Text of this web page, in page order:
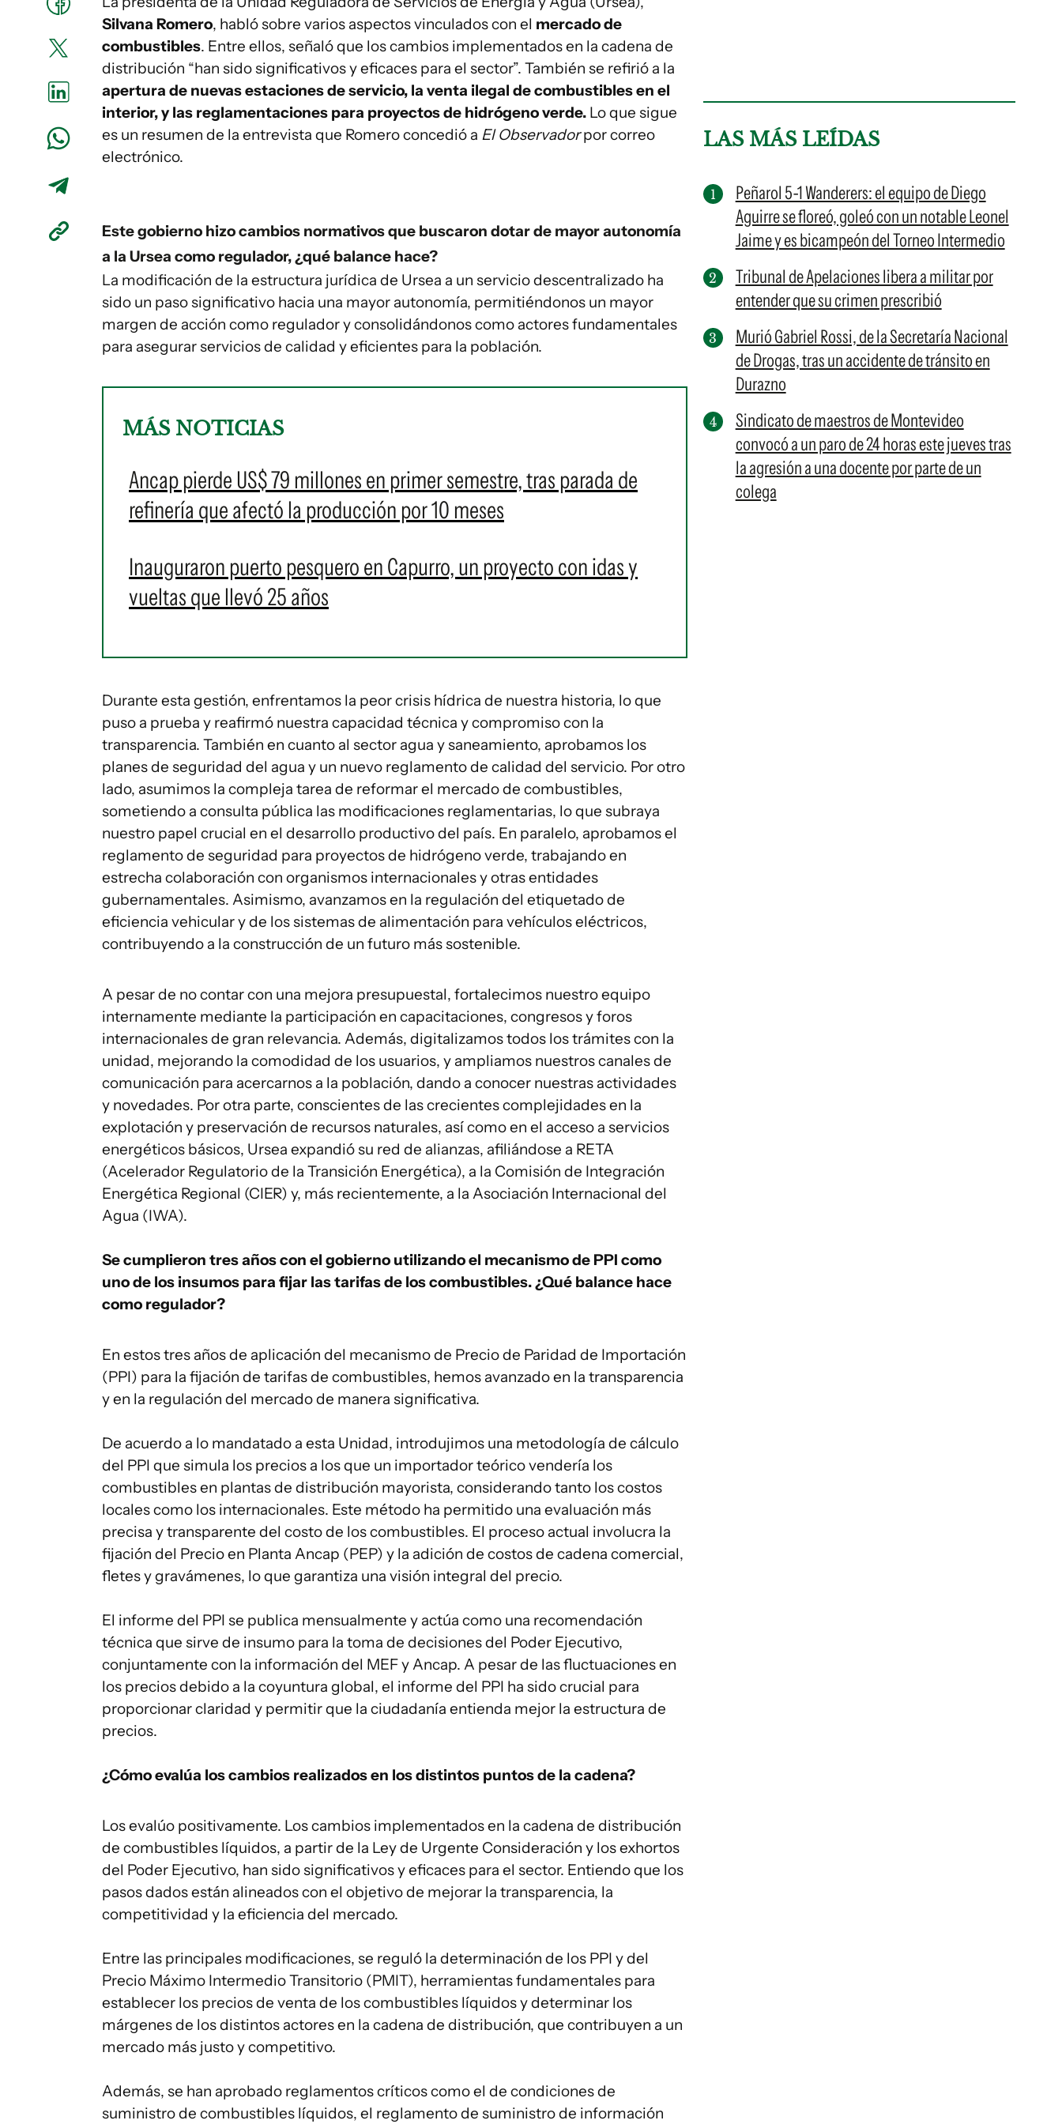
Silvana Romero, habló sobre varios aspectos vinculados con el mercado de
combustibles. Entre ellos, señaló que los cambios implementados en la cadena de
distribución “han sido significativos y eficaces para el sector”. También se refirió a la
apertura de nuevas estaciones de servicio, la venta ilegal de combustibles en el
interior, y las reglamentaciones para proyectos de hidrógeno verde. Lo que sigue
es un resumen de la entrevista que Romero concedió a El Observadorpor correo
electrónico.
Este gobierno hizo cambios normativos que buscaron dotar de mayor autonomía
a la Ursea como regulador, ¿qué balance hace?
La modificación de la estructura jurídica de Ursea a un servicio descentralizado ha
sido un paso significativo hacia una mayor autonomía, permitiéndonos un mayor
margen de acción como regulador y consolidándonos como actores fundamentales
para asegurar servicios de calidad y eficientes para la población.
MÁS NOTICIAS
Ancap pierde US$ 79 millones en primer semestre, tras parada de
refinería que afectó la producción por 10 meses
Inauguraron puerto pesquero en Capurro, un proyecto con idas y
vueltas que llevó 25 años
Durante esta gestión, enfrentamos la peor crisis hídrica de nuestra historia, lo que
puso a prueba y reafirmó nuestra capacidad técnica y compromiso con la
transparencia. También en cuanto al sector agua y saneamiento, aprobamos los
planes de seguridad del agua y un nuevo reglamento de calidad del servicio. Por otro
lado, asumimos la compleja tarea de reformar el mercado de combustibles,
sometiendo a consulta pública las modificaciones reglamentarias, lo que subraya
nuestro papel crucial en el desarrollo productivo del país. En paralelo, aprobamos el
reglamento de seguridad para proyectos de hidrógeno verde, trabajando en
estrecha colaboración con organismos internacionales y otras entidades
gubernamentales. Asimismo, avanzamos en la regulación del etiquetado de
eficiencia vehicular y de los sistemas de alimentación para vehículos eléctricos,
contribuyendo a la construcción de un futuro más sostenible.
A pesar de no contar con una mejora presupuestal, fortalecimos nuestro equipo
internamente mediante la participación en capacitaciones, congresos y foros
internacionales de gran relevancia. Además, digitalizamos todos los trámites con la
unidad, mejorando la comodidad de los usuarios, y ampliamos nuestros canales de
comunicación para acercarnos a la población, dando a conocer nuestras actividades
y novedades. Por otra parte, conscientes de las crecientes complejidades en la
explotación y preservación de recursos naturales, así como en el acceso a servicios
energéticos básicos, Ursea expandió su red de alianzas, afiliándose a RETA
(Acelerador Regulatorio de la Transición Energética), a la Comisión de Integración
Energética Regional (CIER) y, más recientemente, a la Asociación Internacional del
Agua (IWA).
Se cumplieron tres años con el gobierno utilizando el mecanismo de PPI como
uno de los insumos para fijar las tarifas de los combustibles. ¿Qué balance hace
como regulador?
En estos tres años de aplicación del mecanismo de Precio de Paridad de Importación
(PPI) para la fijación de tarifas de combustibles, hemos avanzado en la transparencia
y en la regulación del mercado de manera significativa.
De acuerdo a lo mandatado a esta Unidad, introdujimos una metodología de cálculo
del PPI que simula los precios a los que un importador teórico vendería los
combustibles en plantas de distribución mayorista, considerando tanto los costos
locales como los internacionales. Este método ha permitido una evaluación más
precisa y transparente del costo de los combustibles. El proceso actual involucra la
fijación del Precio en Planta Ancap (PEP) y la adición de costos de cadena comercial,
fletes y gravámenes, lo que garantiza una visión integral del precio.
El informe del PPI se publica mensualmente y actúa como una recomendación
técnica que sirve de insumo para la toma de decisiones del Poder Ejecutivo,
conjuntamente con la información del MEF y Ancap. A pesar de las fluctuaciones en
los precios debido a la coyuntura global, el informe del PPI ha sido crucial para
proporcionar claridad y permitir que la ciudadanía entienda mejor la estructura de
precios.
¿Cómo evalúa los cambios realizados en los distintos puntos de la cadena?
Los evalúo positivamente. Los cambios implementados en la cadena de distribución
de combustibles líquidos, a partir de la Ley de Urgente Consideración y los exhortos
del Poder Ejecutivo, han sido significativos y eficaces para el sector. Entiendo que los
pasos dados están alineados con el objetivo de mejorar la transparencia, la
competitividad y la eficiencia del mercado.
Entre las principales modificaciones, se reguló la determinación de los PPI y del
Precio Máximo Intermedio Transitorio (PMIT), herramientas fundamentales para
establecer los precios de venta de los combustibles líquidos y determinar los
márgenes de los distintos actores en la cadena de distribución, que contribuyen a un
mercado más justo y competitivo.
Además, se han aprobado reglamentos críticos como el de condiciones de
suministro de combustibles líquidos, el reglamento de suministro de información
LAS MÁS LEÍDAS
Peñarol 5-1 Wanderers: el equipo de Diego
Aguirre se floreó, goleó con un notable Leonel
Jaime y es bicampeón del Torneo Intermedio
Tribunal de Apelaciones libera a militar por
entender que su crimen prescribió
Murió Gabriel Rossi, de la Secretaría Nacional
de Drogas, tras un accidente de tránsito en
Durazno
Sindicato de maestros de Montevideo
convocó a un paro de 24 horas este jueves tras
la agresión a una docente por parte de un
colega